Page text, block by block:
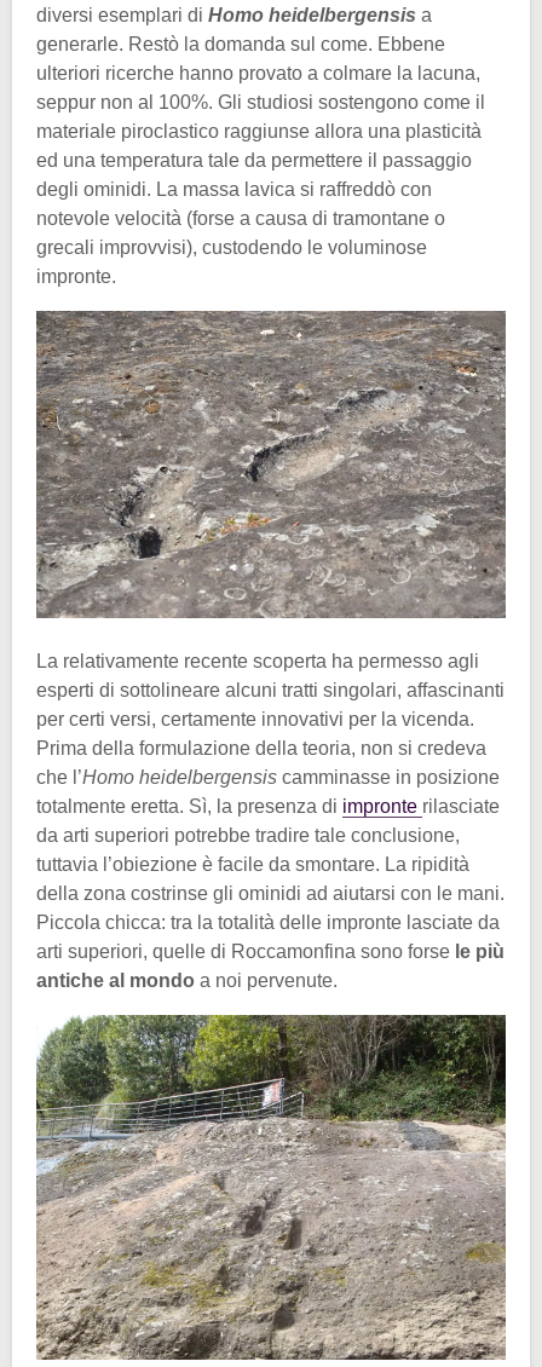
diversi esemplari di Homo heidelbergensis a
generarle. Restò la domanda sul come. Ebbene
ulteriori ricerche hanno provato a colmare la lacuna,
seppur non al 100%. Gli studiosi sostengono come il
materiale piroclastico raggiunse allora una plasticità
ed una temperatura tale da permettere il passaggio
degli ominidi. La massa lavica si raffreddò con
notevole velocità (forse a causa di tramontane o
grecali improvvisi), custodendo le voluminose
impronte.
La relativamente recente scoperta ha permesso agli
esperti di sottolineare alcuni tratti singolari, affascinanti
per certi versi, certamente innovativi per la vicenda.
Prima della formulazione della teoria, non si credeva
che l’Homo heidelbergensis camminasse in posizione
totalmente eretta. Sì, la presenza di impronte rilasciate
da arti superiori potrebbe tradire tale conclusione,
tuttavia l’obiezione è facile da smontare. La ripidità
della zona costrinse gli ominidi ad aiutarsi con le mani.
Piccola chicca: tra la totalità delle impronte lasciate da
arti superiori, quelle di Roccamonfina sono forse le più
antiche al mondo a noi pervenute.